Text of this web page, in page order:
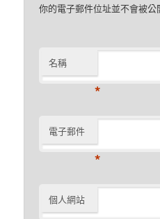
你的電子郵件位址並不會被
名稱
*
電子郵件
*
個人網站